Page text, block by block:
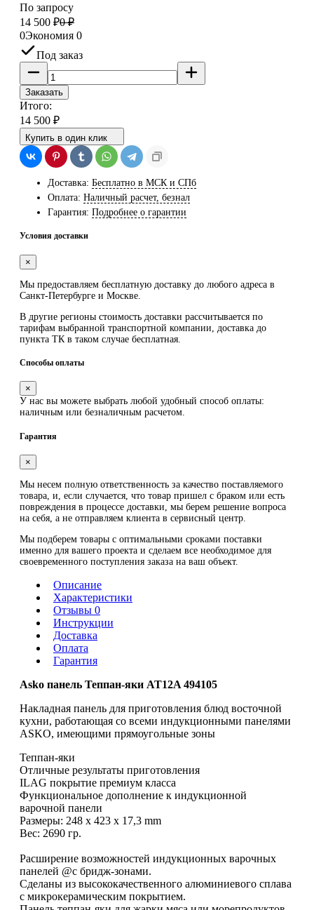
По запросу
14 500 ₽0 ₽
0Экономия 0
Под заказ
Заказать
Итого:
14 500 ₽
Купить в один клик
Доставка: Бесплатно в МСК и СПб
Оплата: Наличный расчет, безнал
Гарантия: Подробнее о гарантии
Условия доставки
×
Мы предоставляем бесплатную доставку до любого адреса в
Санкт-Петербурге и Москве.
В другие регионы стоимость доставки рассчитывается по
тарифам выбранной транспортной компании, доставка до
пункта ТК в таком случае бесплатная
Способы оплаты
×
У нас вы можете выбрать любой удобный способ оплаты:
наличным или безналичным расчетом.
Гарантия
×
Мы несем полную ответственность за качество поставляемого
товара, и, если случается, что товар пришел с браком или есть
повреждения в процессе доставки, мы берем решение вопроса
на себя, а не отправляем клиента в сервисный центр.
Мы подберем товары с оптимальными сроками поставки
именно для вашего проекта и сделаем все необходимое для
своевременного поступления заказа на ваш объект.
Описание
Характеристики
Отзывы 0
Инструкции
Доставка
Оплата
Гарантия
Asko панель Теппан-яки AT12A 494105
Накладная панель для приготовления блюд восточной
кухни, работающая со всеми индукционными панелями
ASKO, имеющими прямоугольные зоны
Теппан-яки
Отличные результаты приготовления
ILAG покрытие премиум класса
Функциональное дополнение к индукционной
варочной панели
Размеры: 248 x 423 x 17,3 mm
Вес: 2690 гр.
Расширение возможностей индукционных варочных
панелей @с бридж-зонами.
Сделаны из высококачественного алюминиевого сплава
с микрокерамическим покрытием.